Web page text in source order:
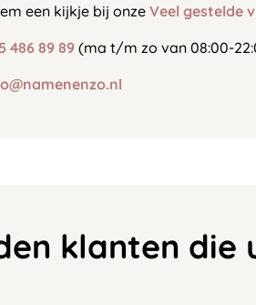
een kijkje bij onze Veel gestelde
486 89 89(ma t/m zo van 08:00-
klanten die